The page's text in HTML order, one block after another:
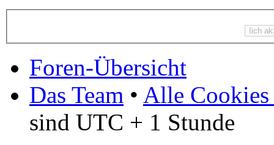
Foren-Übersicht
Das Team • Alle Cookies
sind UTC + 1 Stunde